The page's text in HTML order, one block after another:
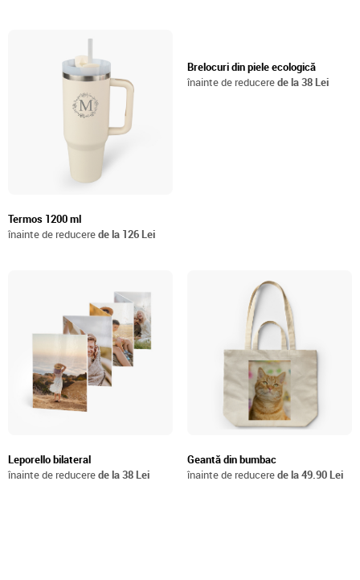
Termos 1200 ml
înainte de reducerede la 126 Lei
Brelocuri din piele ecologică
înainte de reducerede la 38 Lei
Leporello bilateral
înainte de reducerede la 38 Lei
Geantă din bumbac
înainte de reducerede la 49.90 Lei